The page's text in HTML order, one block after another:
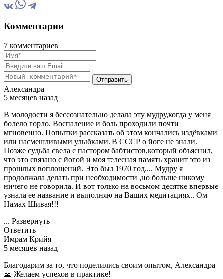
Комментарии
7 комментариев
Отправить
Александра
5 месяцев назад
В молодости я бессознательно делала эту мудру,когда у меня
болело горло. Воспаление и боль проходили почти
мгновенно. Попытки рассказать об этом кончались издёвками
или насмешливыми улыбками. В СССР о йоге не знали.
Позже судьба свела с пастором бабтистов,который объяснил,
что это связано с йогой и моя телесная память хранит это из
прошлых воплощений. Это был 1970 год.... Мудру я
продолжала делать при необходимости ,но больше никому
ничего не говорила. И вот только на восьмом десятке впервые
узнала ее название и выполняю на Ваших медитациях.. Ом
Намах Шивая!!!
... Развернуть
Ответить
Имрам Крийя
5 месяцев назад
Благодарим за то, что поделились своим опытом, Александра
🙏 Желаем успехов в практике!